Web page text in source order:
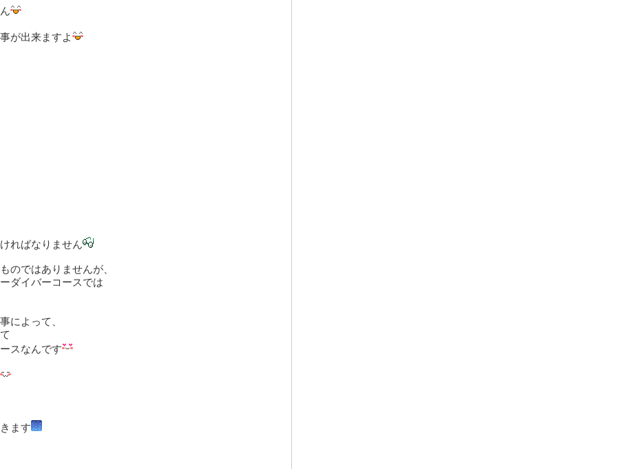
が出来ますよ
ればなりません
のではありませんが、
ダイバーコースでは
によって、
スなんです
ます